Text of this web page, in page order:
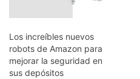
Los increíbles nuevos
robots de Amazon para
mejorar la seguridad en
sus depósitos